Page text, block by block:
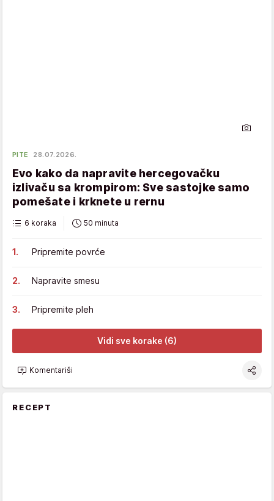
PITE 28.07.2026.
Evo kako da napravite hercegovačku
izlivaču sa krompirom: Sve sastojke samo
pomešate i krknete u rernu
6 koraka 50 minuta
Pripremite povrće
Napravite smesu
Pripremite pleh
Vidi sve korake (6)
Komentariši
RECEPT